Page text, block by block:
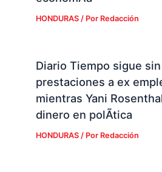
HONDURAS/ Por Redacción
Diario Tiempo sigue
prestaciones a ex
mientras Yani
dinero en polÃ­tica
HONDURAS/ Por Redacción